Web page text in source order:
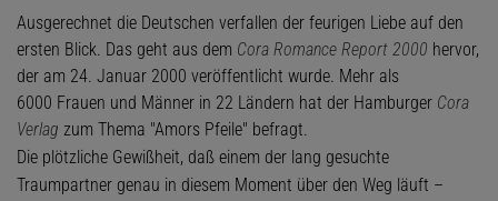
Ausgerechnet die Deutschen verfallen der feurigen Liebe auf den
ersten Blick. Das geht aus dem Cora Romance Report 2000 hervor,
der am 24. Januar 2000 veröffentlicht wurde. Mehr als
6000 Frauen und Männer in 22 Ländern hat der Hamburger Cora
Verlag zum Thema "Amors Pfeile" befragt.
Die plötzliche Gewißheit, daß einem der lang gesuchte
Traumpartner genau in diesem Moment über den Weg läuft –